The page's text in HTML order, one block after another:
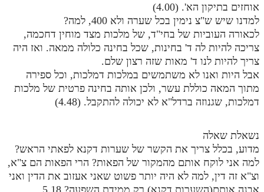
אוחזים בתיקון הא'. (4.00)
למדנו שיש ש"צ נימין בכל שערה ולא 400, למה?
לכאורה העוביות של בחי"ד, של מלכות מצד מוחין דחכמה,
צריכה להיות לה ד' בחינות, שכל בחינה כלולה ממאה. ואז היה
צריך להיות לנו ד' מאות שזה רצון שלם.
אבל היות ואנו לא משתמשים במלכות דמלכות, וכל ספירה
מתוך המאה כוללת עשר, ולכן אותה בחינה פרטית של מלכות
דמלכות, שגנוזה ברדל"א לא יכולה להתקבל. (4.48)
נשאלת שאלה
מדוע, בכלל צריך את הקשר של שערות דקנא לפאתי הראש?
למה אני לוקח אותם מהמקור של הפאות? הרי הפאות הם צ"א,
וצ"א זה דין, למה לא היה יותר פשוט שאני אעזוב את הדין ואני
אבנה אותם(השערות דקנא) רק ממידת השפעה? 5.18